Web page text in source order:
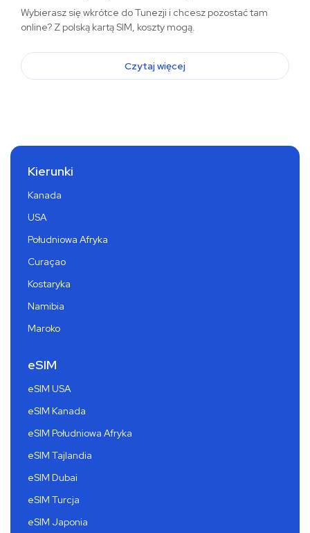
Wybierasz się wkrótce do Tunezji i chcesz pozostać tam
online? Z polską kartą SIM, koszty mogą.
Czytaj więcej
Kierunki
Kanada
USA
Południowa Afryka
Curaçao
Kostaryka
Namibia
Maroko
eSIM
eSIM USA
eSIM Kanada
eSIM Południowa Afryka
eSIM Tajlandia
eSIM Dubai
eSIM Turcja
eSIM Japonia